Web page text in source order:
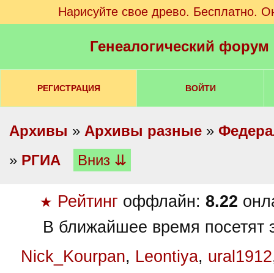
Нарисуйте свое древо. Бесплатно.
Генеалогический
РЕГИСТРАЦИЯ ВОЙТИ
Архивы » Архивы разные »
» РГИА Вниз ⇊
★ Рейтинг оффлайн: 8.22
В ближайшее время посетят
Nick_Kourpan, Leontiya, ural1912